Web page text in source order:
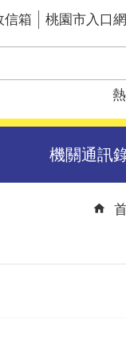
信箱 桃園市入口
機關通訊